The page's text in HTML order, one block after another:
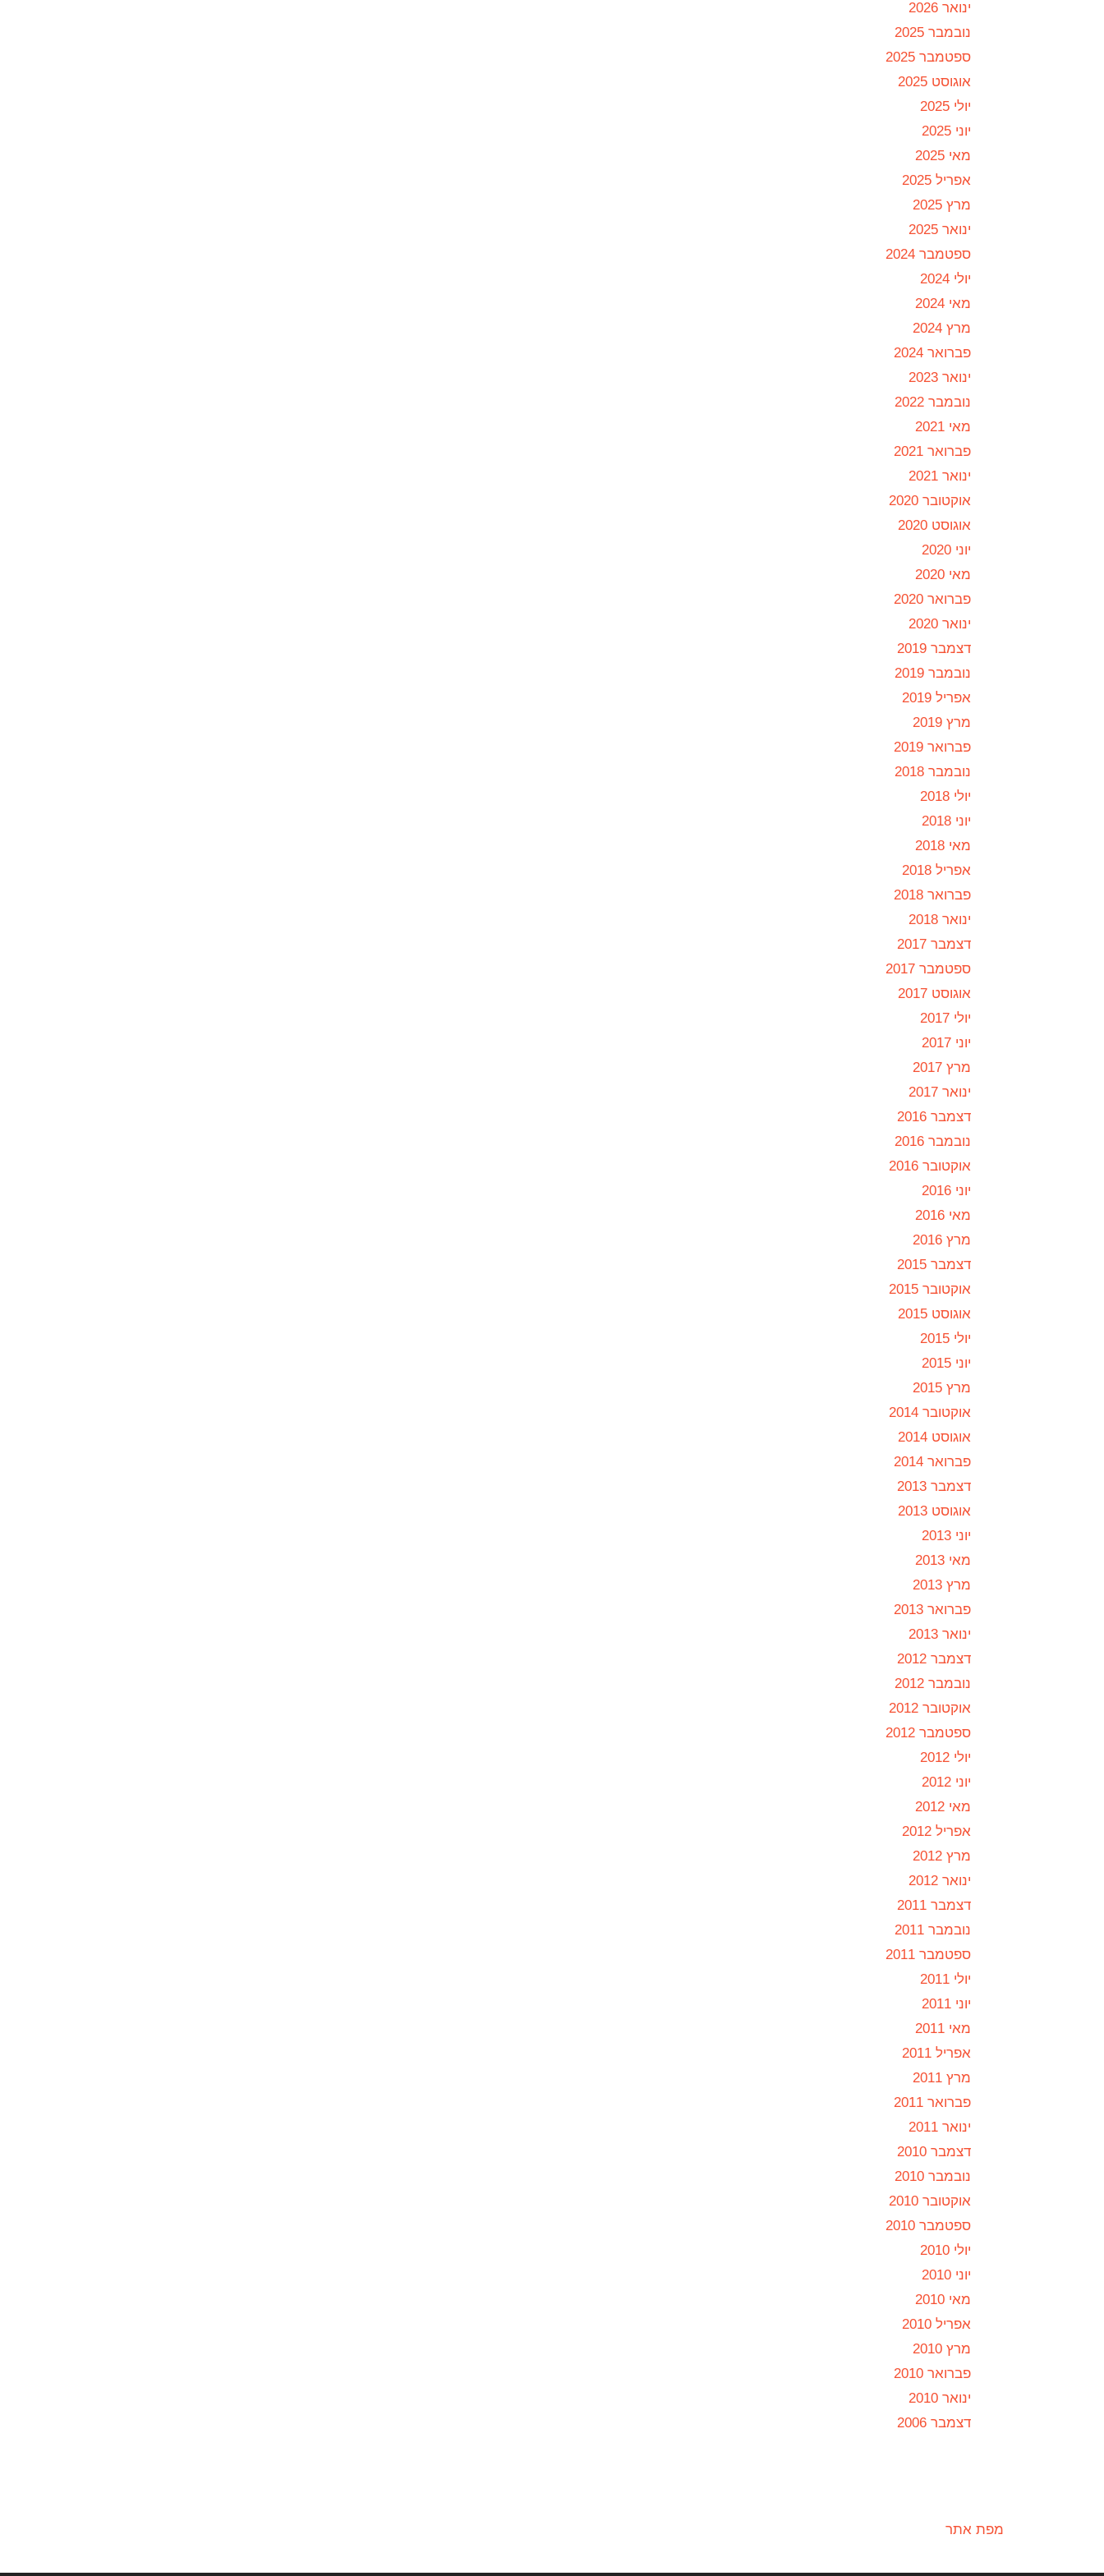
ינואר 2026
נובמבר 2025
ספטמבר 2025
אוגוסט 2025
יולי 2025
יוני 2025
מאי 2025
אפריל 2025
מרץ 2025
ינואר 2025
ספטמבר 2024
יולי 2024
מאי 2024
מרץ 2024
פברואר 2024
ינואר 2023
נובמבר 2022
מאי 2021
פברואר 2021
ינואר 2021
אוקטובר 2020
אוגוסט 2020
יוני 2020
מאי 2020
פברואר 2020
ינואר 2020
דצמבר 2019
נובמבר 2019
אפריל 2019
מרץ 2019
פברואר 2019
נובמבר 2018
יולי 2018
יוני 2018
מאי 2018
אפריל 2018
פברואר 2018
ינואר 2018
דצמבר 2017
ספטמבר 2017
אוגוסט 2017
יולי 2017
יוני 2017
מרץ 2017
ינואר 2017
דצמבר 2016
נובמבר 2016
אוקטובר 2016
יוני 2016
מאי 2016
מרץ 2016
דצמבר 2015
אוקטובר 2015
אוגוסט 2015
יולי 2015
יוני 2015
מרץ 2015
אוקטובר 2014
אוגוסט 2014
פברואר 2014
דצמבר 2013
אוגוסט 2013
יוני 2013
מאי 2013
מרץ 2013
פברואר 2013
ינואר 2013
דצמבר 2012
נובמבר 2012
אוקטובר 2012
ספטמבר 2012
יולי 2012
יוני 2012
מאי 2012
אפריל 2012
מרץ 2012
ינואר 2012
דצמבר 2011
נובמבר 2011
ספטמבר 2011
יולי 2011
יוני 2011
מאי 2011
אפריל 2011
מרץ 2011
פברואר 2011
ינואר 2011
דצמבר 2010
נובמבר 2010
אוקטובר 2010
ספטמבר 2010
יולי 2010
יוני 2010
מאי 2010
אפריל 2010
מרץ 2010
פברואר 2010
ינואר 2010
דצמבר 2006
מפת אתר